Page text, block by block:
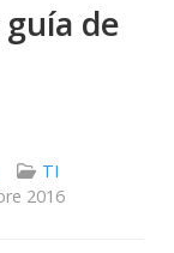
de
TI
2016